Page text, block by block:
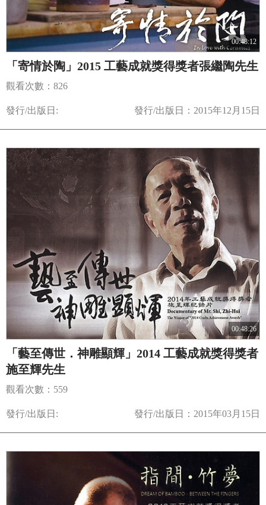
00:48:12
「寄情於陶」2015 工藝成就獎得獎者張繼陶先生
觀看次數：826
發行/出版日: 發行/出版日：2015年12月15日
00:48:26
「藝至傳世．神雕顯輝」2014 工藝成就獎得獎者
施至輝先生
觀看次數：559
發行/出版日: 發行/出版日：2015年03月15日